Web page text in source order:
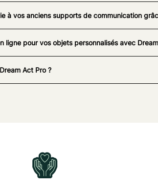
à vos anciens supports de communication
ligne pour vos objets personnalisés avec
Act Pro ?